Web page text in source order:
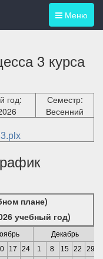
Меню
3 курса
год:
Семестр:
Весенний
плане)
учебный год)
Декабрь
17 24 1 8 15 22 29